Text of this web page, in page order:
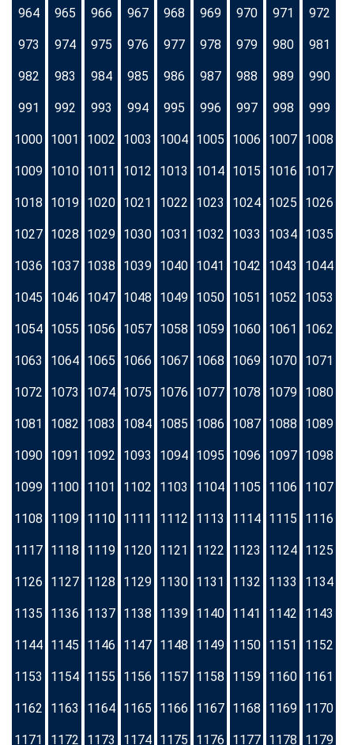
964 965 966 967 968 969 970 971 972
973 974 975 976 977 978 979 980 981
982 983 984 985 986 987 988 989 990
991 992 993 994 995 996 997 998 999
1000 1001 1002 1003 1004 1005 1006 1007 1008
1009 1010 1011 1012 1013 1014 1015 1016 1017
1018 1019 1020 1021 1022 1023 1024 1025 1026
1027 1028 1029 1030 1031 1032 1033 1034 1035
1036 1037 1038 1039 1040 1041 1042 1043 1044
1045 1046 1047 1048 1049 1050 1051 1052 1053
1054 1055 1056 1057 1058 1059 1060 1061 1062
1063 1064 1065 1066 1067 1068 1069 1070 1071
1072 1073 1074 1075 1076 1077 1078 1079 1080
1081 1082 1083 1084 1085 1086 1087 1088 1089
1090 1091 1092 1093 1094 1095 1096 1097 1098
1099 1100 1101 1102 1103 1104 1105 1106 1107
1108 1109 1110 1111 1112 1113 1114 1115 1116
1117 1118 1119 1120 1121 1122 1123 1124 1125
1126 1127 1128 1129 1130 1131 1132 1133 1134
1135 1136 1137 1138 1139 1140 1141 1142 1143
1144 1145 1146 1147 1148 1149 1150 1151 1152
1153 1154 1155 1156 1157 1158 1159 1160 1161
1162 1163 1164 1165 1166 1167 1168 1169 1170
1171 1172 1173 1174 1175 1176 1177 1178 1179